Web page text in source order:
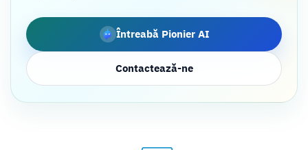
Întreabă Pionier AI
Contactează-ne